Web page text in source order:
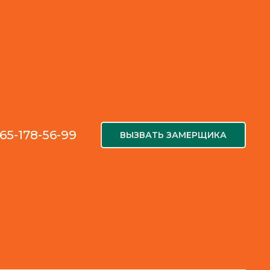
178-56-99 ВЫЗВАТЬ ЗАМЕРЩИКА